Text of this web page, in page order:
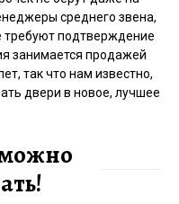
среднего звена,
подтверждение
занимается продажей
так что нам известно,
двери в новое, лучшее